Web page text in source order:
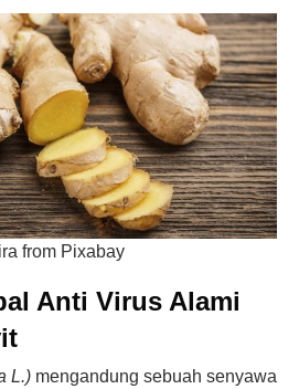
from Pixabay
Anti Virus Alami
L.) mengandung sebuah senyawa